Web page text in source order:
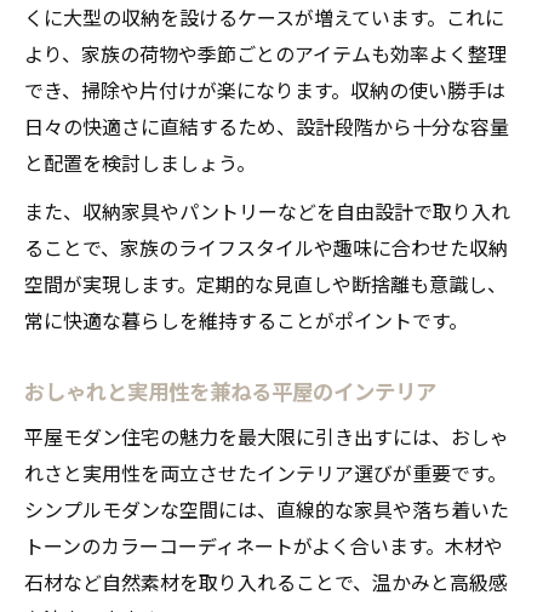
くに大型の収納を設けるケースが増えています。これに
より、家族の荷物や季節ごとのアイテムも効率よく整理
でき、掃除や片付けが楽になります。収納の使い勝手は
日々の快適さに直結するため、設計段階から十分な容量
と配置を検討しましょう。
また、収納家具やパントリーなどを自由設計で取り入れ
ることで、家族のライフスタイルや趣味に合わせた収納
空間が実現します。定期的な見直しや断捨離も意識し、
常に快適な暮らしを維持することがポイントです。
おしゃれと実用性を兼ねる平屋のインテリア
平屋モダン住宅の魅力を最大限に引き出すには、おしゃ
れさと実用性を両立させたインテリア選びが重要です。
シンプルモダンな空間には、直線的な家具や落ち着いた
トーンのカラーコーディネートがよく合います。木材や
石材など自然素材を取り入れることで、温かみと高級感